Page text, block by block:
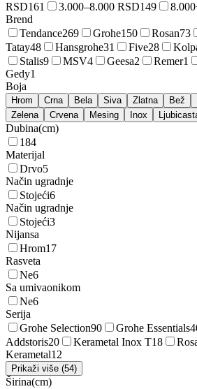
RSD161 3.000–8.000 RSD149
Brend
Tendance269 Grohe150 Rosan73
Tatay48 Hansgrohe31 Five28
Stalis9 MSV4 Geesa2 Remer1
Gedy1
Boja
Hrom Crna Bela Siva Zlatna Bež
Zelena
Crvena Mesing Inox
Dubina(cm)
184
Materijal
Drvo5
Način ugradnje
Stojeći6
Način ugradnje
Stojeći3
Nijansa
Hrom17
Rasveta
Ne6
Sa umivaonikom
Ne6
Serija
Grohe Selection90 Grohe Essentials
Addstoris20 Kerametal Inox T18
Kerametal12
Prikaži više (54)
Širina(cm)